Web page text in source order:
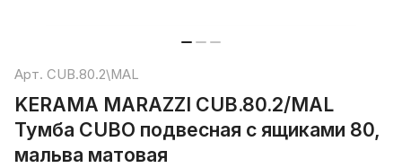
Арт. CUB.80.2\MAL
KERAMA MARAZZI CUB.80.2/MAL
Тумба CUBO подвесная с ящиками 80,
мальва матовая